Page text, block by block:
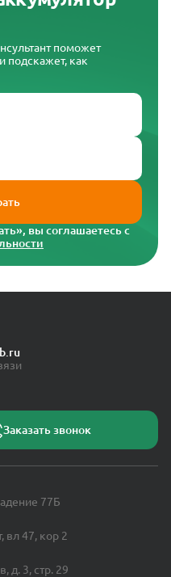
поможет
подскажет, как
вы соглашаетесь с
Заказать звонок
77Б
вл 47, кор 2
д. 3, стр. 29